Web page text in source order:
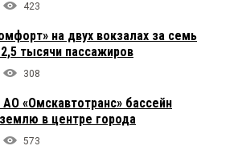
423
на двух вокзалах за семь
тысячи пассажиров
308
«Омскавтотранс» бассейн
в центре города
573